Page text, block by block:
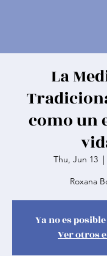
La
como un
Thu, Jun 13
  |
Roxana
Ya no es
Ver otros